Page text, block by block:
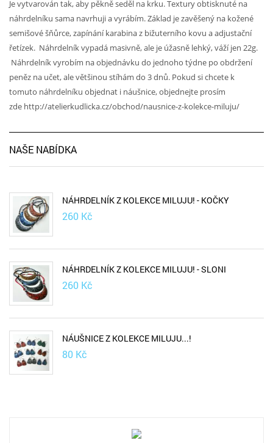
Je vytvarován tak, aby pěkně seděl na krku. Textury obtisknuté na
náhrdelníku sama navrhuji a vyrábím. Základ je zavěšený na kožené
semišové šňůrce, zapínání karabina z bižuterního kovu a adjustační
řetízek. Náhrdelník vypadá masivně, ale je úžasně lehký, váží jen 22g.
Náhrdelník vyrobím na objednávku do jednoho týdne po obdržení
peněz na učet, ale většinou stíhám do 3 dnů. Pokud si chcete k
tomuto náhrdelníku objednat i náušnice, objednejte prosím
zde http://atelierkudlicka.cz/obchod/nausnice-z-kolekce-miluju/
NAŠE NABÍDKA
NÁHRDELNÍK Z KOLEKCE MILUJU! - KOČKY
260 Kč
NÁHRDELNÍK Z KOLEKCE MILUJU! - SLONI
260 Kč
NÁUŠNICE Z KOLEKCE MILUJU...!
80 Kč